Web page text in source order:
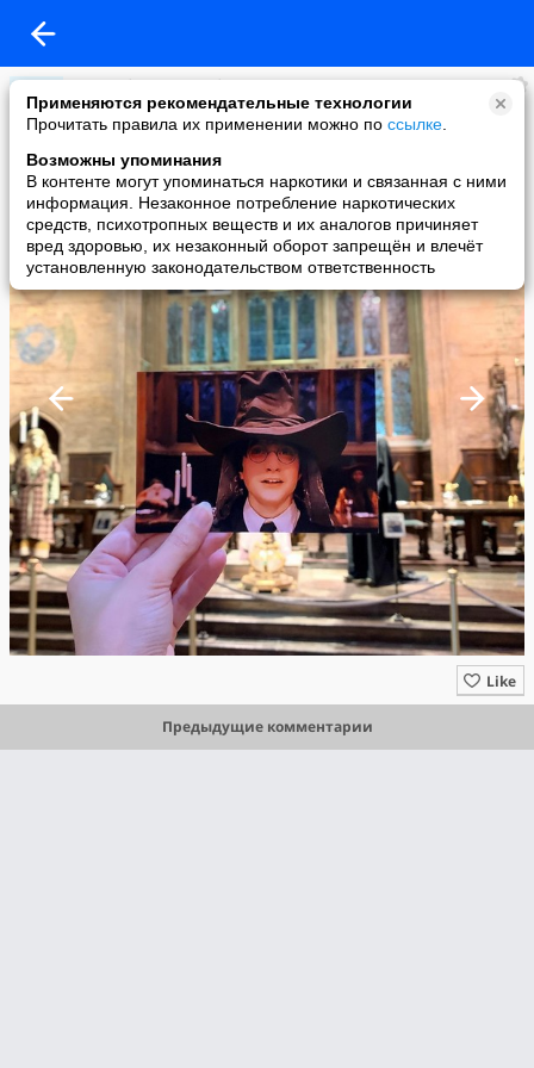
Применяются рекомендательные технологии
Прочитать правила их применении можно по ссылке
Возможны упоминания
В контенте могут упоминаться наркотики и связанная с ними
информация. Незаконное потребление наркотических
средств, психотропных веществ и их аналогов причиняет
вред здоровью, их незаконный оборот запрещён и влечёт
установленную законодательством ответственность
Мы любим Великобританию
added a photo
14 Jul в 04:54
Like
Предыдущие комментарии